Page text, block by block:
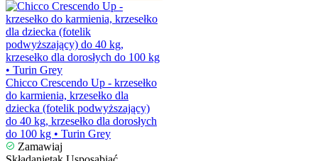
Chicco Crescendo Up - krzesełko
do karmienia, krzesełko dla
dziecka (fotelik podwyższający)
do 40 kg, krzesełko dla dorosłych
do 100 kg • Turin Grey
Zamawiaj